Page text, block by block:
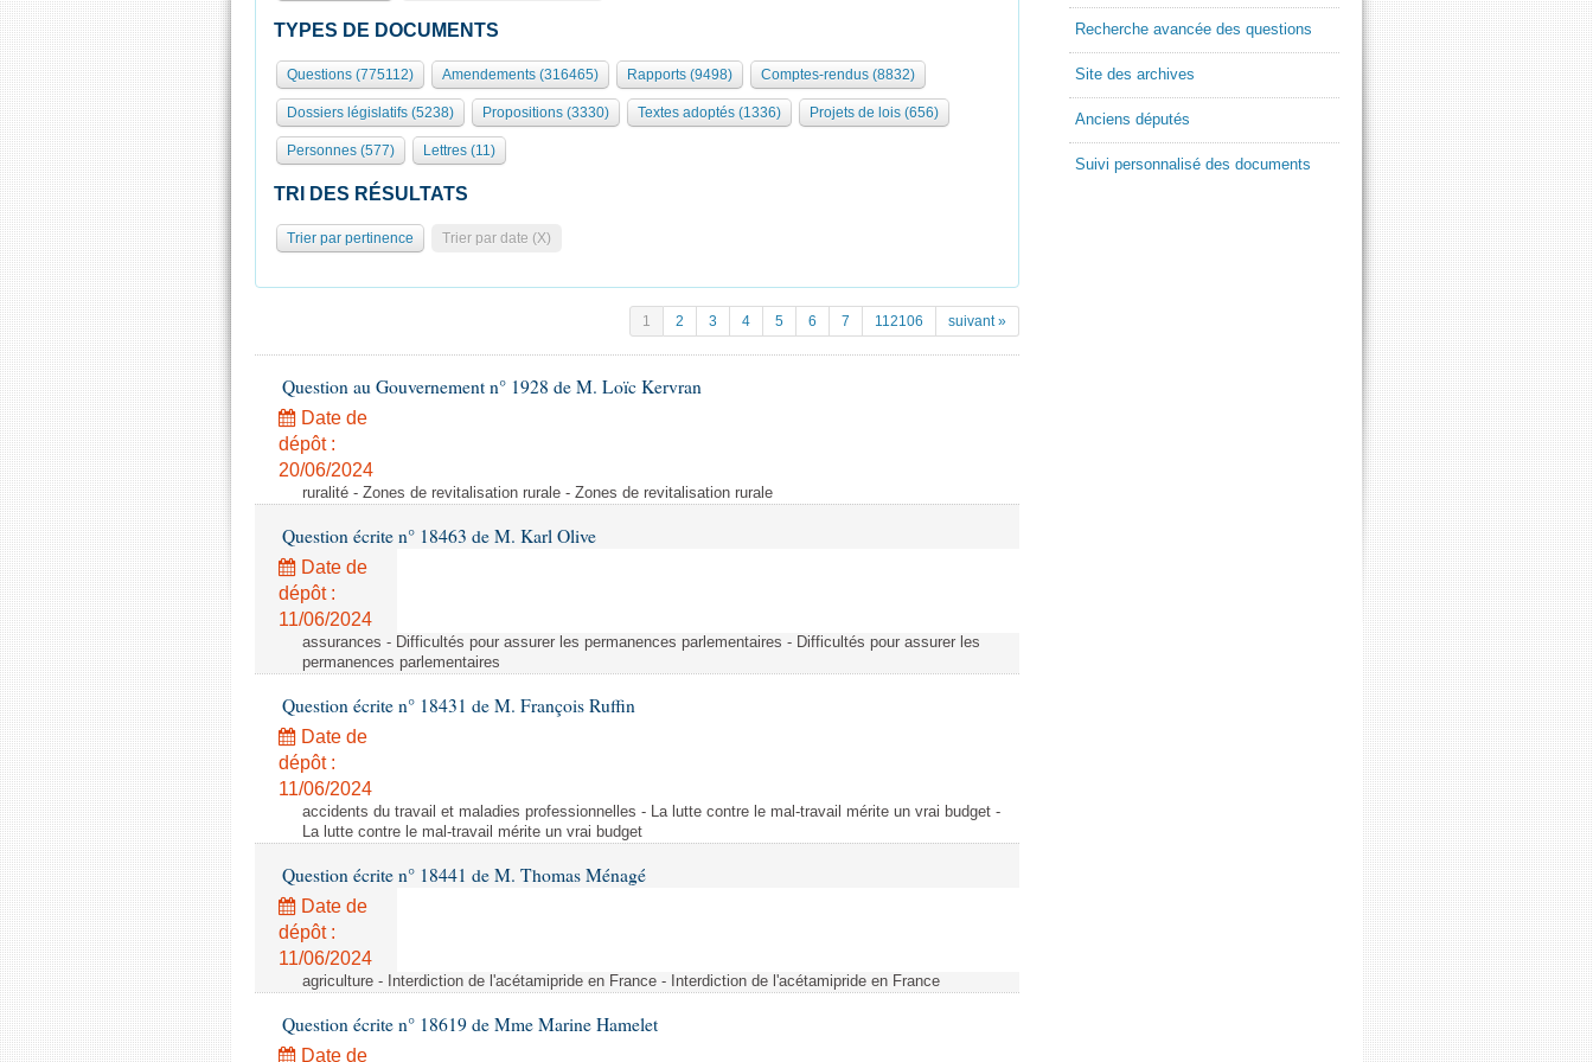
TYPES DE DOCUMENTS
Questions (775112) Amendements (316465) Rapports (9498) Comptes-rendus (8832)
Dossiers législatifs (5238) Propositions (3330) Textes adoptés (1336) Projets de lois (656)
Personnes (577) Lettres (11)
TRI DES RÉSULTATS
Trier par pertinence Trier par date (X)
1 2 3 4 5 6 7 112106 suivant »
Question au Gouvernement n° 1928 de M. Loïc Kervran
Date de
dépôt :
20/06/2024
ruralité - Zones de revitalisation rurale - Zones de revitalisation rurale
Question écrite n° 18463 de M. Karl Olive
Date de
dépôt :
11/06/2024
assurances - Difficultés pour assurer les permanences parlementaires - Difficultés pour assurer les
permanences parlementaires
Question écrite n° 18431 de M. François Ruffin
Date de
dépôt :
11/06/2024
accidents du travail et maladies professionnelles - La lutte contre le mal-travail mérite un vrai budget -
La lutte contre le mal-travail mérite un vrai budget
Question écrite n° 18441 de M. Thomas Ménagé
Date de
dépôt :
11/06/2024
agriculture - Interdiction de l'acétamipride en France - Interdiction de l'acétamipride en France
Question écrite n° 18619 de Mme Marine Hamelet
Date de
Recherche avancée des questions
Site des archives
Anciens députés
Suivi personnalisé des documents